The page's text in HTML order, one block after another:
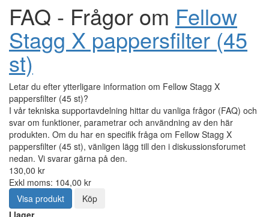
FAQ - Frågor om Fellow
Stagg X pappersfilter (45
st)
Letar du efter ytterligare information om Fellow Stagg X
pappersfilter (45 st)?
I vår tekniska supportavdelning hittar du vanliga frågor (FAQ) och
svar om funktioner, parametrar och användning av den här
produkten. Om du har en specifik fråga om Fellow Stagg X
pappersfilter (45 st), vänligen lägg till den i diskussionsforumet
nedan. Vi svarar gärna på den.
130,00 kr
Exkl moms: 104,00 kr
Visa produkt
Köp